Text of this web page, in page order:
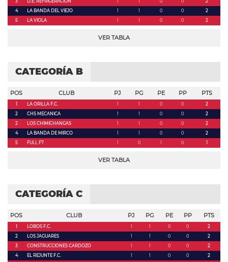
3
D.E. REFRIGERACION 1 1 0 0
2
4
LA BANDA DEL VIEJO 1 1 0 0
2
5
LA VIOLA 1 1 0 0 2
VER TABLA
CATEGORÍA B
POS CLUB PJ PG PE PP PTS
1 LA ORILLA F.C. 1 1 0 0
2
2
CHS MECANICA 1 1 0 0
2
2
LOS CHIMICHANGAS 1 1 0 0
2
4
LA BANDA DE MIRCO 1 1 0 0
2
5
FULL F7 1 0 1 0 1
VER TABLA
CATEGORÍA C
POS CLUB PJ PG PE PP PTS
1 LOBOS F.C. 1 1 0 0
2
2
LOS JAGUARES 1 1 0 0
2
3
CONSTRUCCIONES CARDOZO 1 1 0 0
2
4
EL REJUNTE F.C. 1 1 0 0
2